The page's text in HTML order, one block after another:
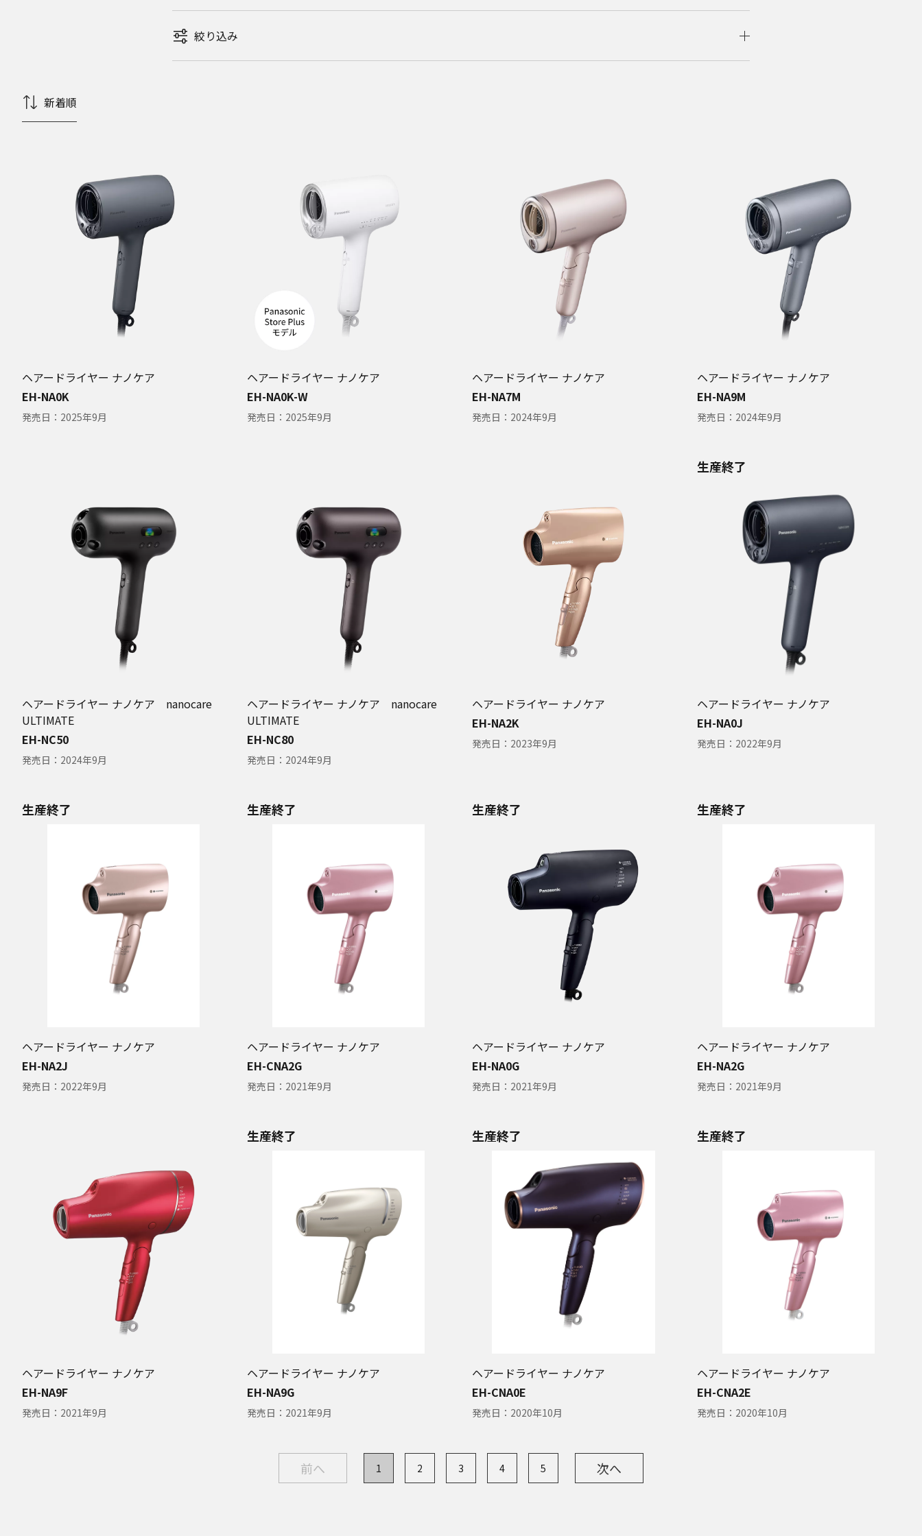
絞り込み
新着順
ヘアードライヤー ナノケア
EH-NA0K
発売日： 2025年9月
ヘアードライヤー ナノケア
EH-NA0K-W
発売日： 2025年9月
ヘアードライヤー ナノケア
EH-NA7M
発売日： 2024年9月
ヘアードライヤー ナノケア
EH-NA9M
発売日： 2024年9月
ヘアードライヤー ナノケア nanocare
ULTIMATE
EH-NC50
発売日： 2024年9月
ヘアードライヤー ナノケア nanocare
ULTIMATE
EH-NC80
発売日： 2024年9月
ヘアードライヤー ナノケア
EH-NA2K
発売日： 2023年9月
生産終了
ヘアードライヤー ナノケア
EH-NA0J
発売日： 2022年9月
生産終了
ヘアードライヤー ナノケア
EH-NA2J
発売日： 2022年9月
生産終了
ヘアードライヤー ナノケア
EH-CNA2G
発売日： 2021年9月
生産終了
ヘアードライヤー ナノケア
EH-NA0G
発売日： 2021年9月
生産終了
ヘアードライヤー ナノケア
EH-NA2G
発売日： 2021年9月
ヘアードライヤー ナノケア
EH-NA9F
発売日： 2021年9月
生産終了
ヘアードライヤー ナノケア
EH-NA9G
発売日： 2021年9月
生産終了
ヘアードライヤー ナノケア
EH-CNA0E
発売日： 2020年10月
生産終了
ヘアードライヤー ナノケア
EH-CNA2E
発売日： 2020年10月
前へ 1 2 3 4 5 次へ